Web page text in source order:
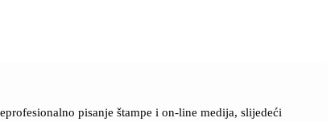
pisanje štampe i on-line medija, slijedeći